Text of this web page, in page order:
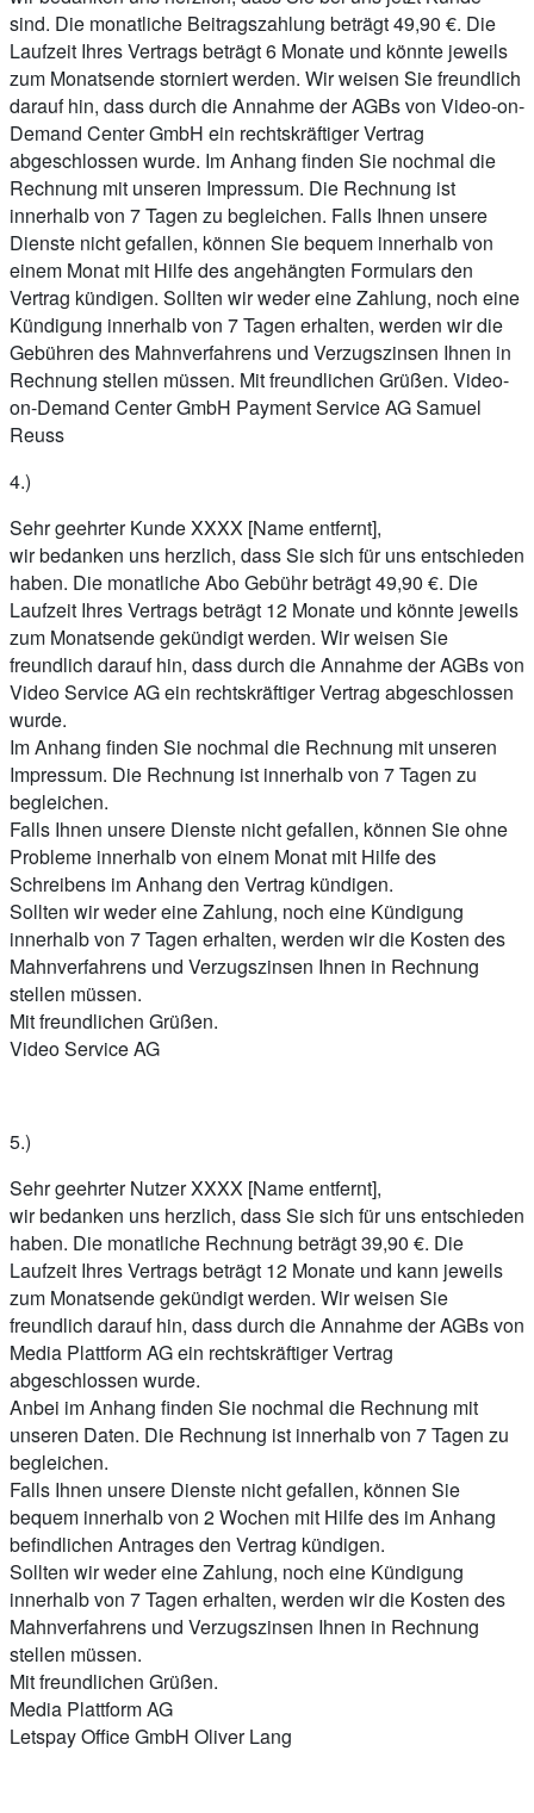
sind. Die monatliche Beitragszahlung beträgt 49,90 €. Die
Laufzeit Ihres Vertrags beträgt 6 Monate und könnte jeweils
zum Monatsende storniert werden. Wir weisen Sie freundlich
darauf hin, dass durch die Annahme der AGBs von Video-on-
Demand Center GmbH ein rechtskräftiger Vertrag
abgeschlossen wurde. Im Anhang finden Sie nochmal die
Rechnung mit unseren Impressum. Die Rechnung ist
innerhalb von 7 Tagen zu begleichen. Falls Ihnen unsere
Dienste nicht gefallen, können Sie bequem innerhalb von
einem Monat mit Hilfe des angehängten Formulars den
Vertrag kündigen. Sollten wir weder eine Zahlung, noch eine
Kündigung innerhalb von 7 Tagen erhalten, werden wir die
Gebühren des Mahnverfahrens und Verzugszinsen Ihnen in
Rechnung stellen müssen. Mit freundlichen Grüßen. Video-
on-Demand Center GmbH Payment Service AG Samuel
Reuss
4.)
Sehr geehrter Kunde XXXX [Name entfernt],
wir bedanken uns herzlich, dass Sie sich für uns entschieden
haben. Die monatliche Abo Gebühr beträgt 49,90 €. Die
Laufzeit Ihres Vertrags beträgt 12 Monate und könnte jeweils
zum Monatsende gekündigt werden. Wir weisen Sie
freundlich darauf hin, dass durch die Annahme der AGBs von
Video Service AG ein rechtskräftiger Vertrag abgeschlossen
wurde.
Im Anhang finden Sie nochmal die Rechnung mit unseren
Impressum. Die Rechnung ist innerhalb von 7 Tagen zu
begleichen.
Falls Ihnen unsere Dienste nicht gefallen, können Sie ohne
Probleme innerhalb von einem Monat mit Hilfe des
Schreibens im Anhang den Vertrag kündigen.
Sollten wir weder eine Zahlung, noch eine Kündigung
innerhalb von 7 Tagen erhalten, werden wir die Kosten des
Mahnverfahrens und Verzugszinsen Ihnen in Rechnung
stellen müssen.
Mit freundlichen Grüßen.
Video Service AG
5.)
Sehr geehrter Nutzer XXXX [Name entfernt],
wir bedanken uns herzlich, dass Sie sich für uns entschieden
haben. Die monatliche Rechnung beträgt 39,90 €. Die
Laufzeit Ihres Vertrags beträgt 12 Monate und kann jeweils
zum Monatsende gekündigt werden. Wir weisen Sie
freundlich darauf hin, dass durch die Annahme der AGBs von
Media Plattform AG ein rechtskräftiger Vertrag
abgeschlossen wurde.
Anbei im Anhang finden Sie nochmal die Rechnung mit
unseren Daten. Die Rechnung ist innerhalb von 7 Tagen zu
begleichen.
Falls Ihnen unsere Dienste nicht gefallen, können Sie
bequem innerhalb von 2 Wochen mit Hilfe des im Anhang
befindlichen Antrages den Vertrag kündigen.
Sollten wir weder eine Zahlung, noch eine Kündigung
innerhalb von 7 Tagen erhalten, werden wir die Kosten des
Mahnverfahrens und Verzugszinsen Ihnen in Rechnung
stellen müssen.
Mit freundlichen Grüßen.
Media Plattform AG
Letspay Office GmbH Oliver Lang